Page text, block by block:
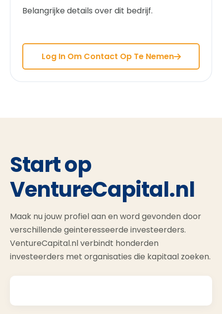
Belangrijke details over dit bedrijf.
Log In Om Contact Op Te Nemen
Start op
VentureCapital.nl
Maak nu jouw profiel aan en word gevonden door
verschillende geinteresseerde investeerders.
VentureCapital.nl verbindt honderden
investeerders met organisaties die kapitaal zoeken.